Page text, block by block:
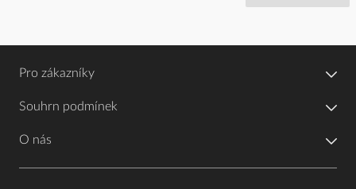
Pro zákazníky
Souhrn podmínek
O nás